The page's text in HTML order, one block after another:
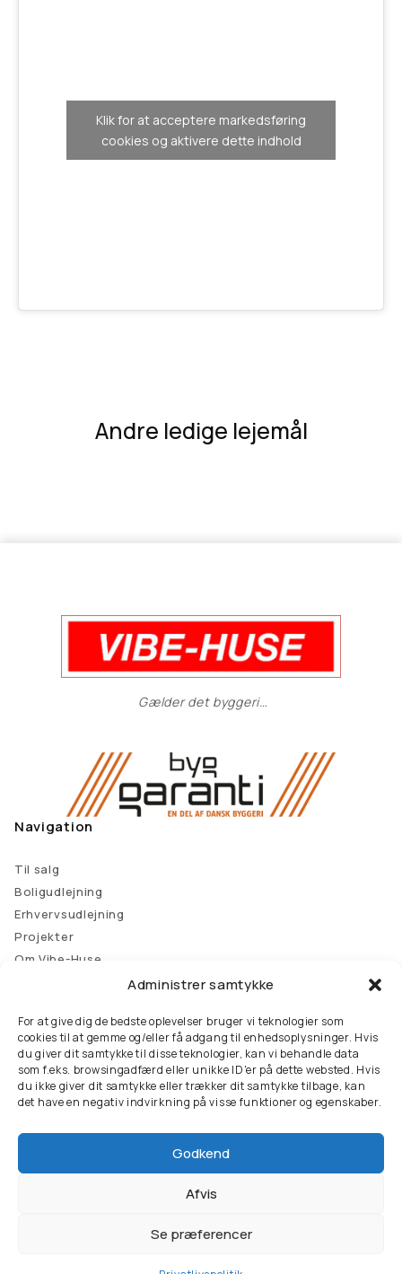
Administrer samtykke
For at give dig de bedste oplevelser bruger vi teknologier som
cookies til at gemme og/eller få adgang til enhedsoplysninger. Hvis
du giver dit samtykke til disse teknologier, kan vi behandle data
som f.eks. browsingadfærd eller unikke ID'er på dette websted. Hvis
du ikke giver dit samtykke eller trækker dit samtykke tilbage, kan
det have en negativ indvirkning på visse funktioner og egenskaber.
Godkend
Afvis
Se præferencer
Klik for at acceptere markedsføring
cookies og aktivere dette indhold
Andre ledige lejemål
Gælder det byggeri…
Navigation
Til salg
Boligudlejning
Erhvervsudlejning
Projekter
Om Vibe-Huse
Samsøvej 29, 8382 Hinnerup
86 98 60 11
info@vibe-huse.dk
OBS:Vi holder ferie i ugerne 29, 30 og 31
CVR: 39 65 33 54